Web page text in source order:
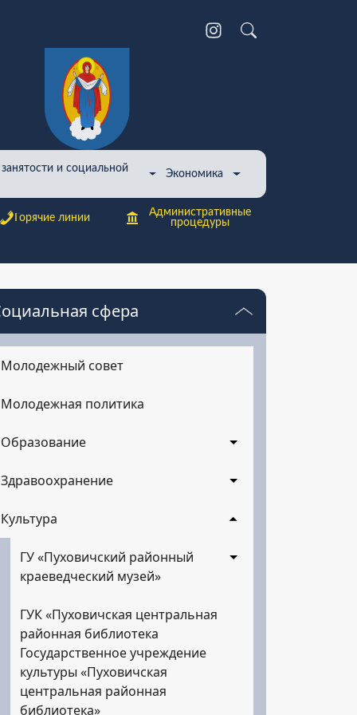
и социальной
Экономика
Горячие линии
Административные
процедуры
сфера
Молодежный совет
Молодежная политика
Образование
Здравоохранение
Культура
ГУ «Пуховичский районный
краеведческий музей»
ГУК «Пуховичская центральная
районная библиотека
Государственное учреждение
культуры «Пуховичская
центральная районная
библиотека»